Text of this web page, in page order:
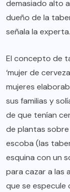
demasiado alto
dueño de la
señala la experta.
El concepto de
‘mujer de
mujeres
sus familias y
de que tenían
de plantas
escoba (las
esquina con un
para cazar a las
que se especule